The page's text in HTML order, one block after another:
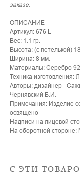
заказе.
ОПИСАНИЕ
Артикул: 676 L
Вес: 1.1 гр.
Высота: (с петелькой)
Ширина: 8 мм.
Материалы: Серебро
Техника изготовления:
Авторы: дизайнер -
Чернявский Б.И.
Примечания: Изделие
освящено
Надписи на лицевой
На оборотной стороне:
С ЭТИ